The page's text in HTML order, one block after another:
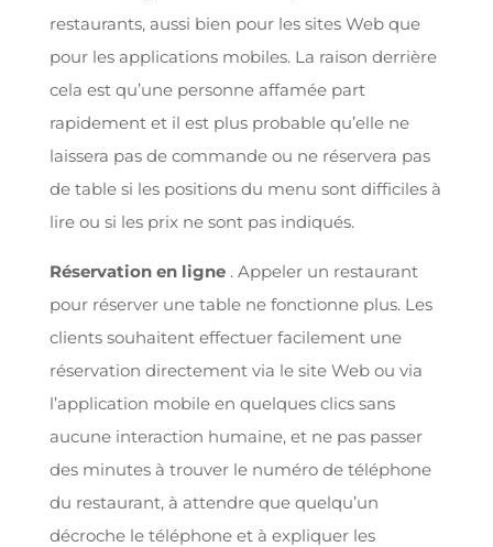
restaurants, aussi bien pour les sites Web que
pour les applications mobiles. La raison derrière
cela est qu’une personne affamée part
rapidement et il est plus probable qu’elle ne
laissera pas de commande ou ne réservera pas
de table si les positions du menu sont difficiles à
lire ou si les prix ne sont pas indiqués.
Réservation en ligne. Appeler un restaurant
pour réserver une table ne fonctionne plus. Les
clients souhaitent effectuer facilement une
réservation directement via le site Web ou via
l’application mobile en quelques clics sans
aucune interaction humaine, et ne pas passer
des minutes à trouver le numéro de téléphone
du restaurant, à attendre que quelqu’un
décroche le téléphone et à expliquer les